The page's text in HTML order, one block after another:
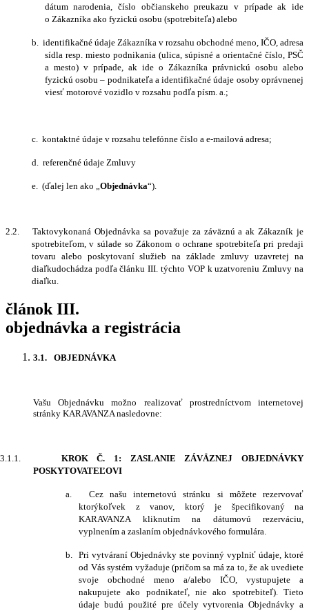
dátum narodenia, číslo občianskeho preukazu v prípade ak ide
o Zákazníka ako fyzickú osobu (spotrebiteľa) alebo
b.
identifikačné údaje Zákazníka v rozsahu obchodné meno, IČO, adresa
sídla resp. miesto podnikania (ulica, súpisné a orientačné číslo, PSČ
a mesto) v prípade, ak ide o Zákazníka právnickú osobu alebo
fyzickú osobu – podnikateľa a identifikačné údaje osoby oprávnenej
viesť motorové vozidlo v rozsahu podľa písm. a.;
c. kontaktné údaje v rozsahu telefónne číslo a e-mailová adresa;
d. referenčné údaje Zmluvy
e. (ďalej len ako „ Objednávka“).
2.2. Taktovykonaná Objednávka sa považuje za záväznú a ak Zákazník je
spotrebiteľom, v súlade so Zákonom o ochrane spotrebiteľa pri predaji
tovaru alebo poskytovaní služieb na základe zmluvy uzavretej na
diaľkudochádza podľa článku III. týchto VOP k uzatvoreniu Zmluvy na
diaľku.
článok III.
objednávka a registrácia
3.1. OBJEDNÁVKA
Vašu Objednávku možno realizovať prostredníctvom internetovej
stránky KARAVANZA nasledovne:
3.1.1. KROK Č. 1: ZASLANIE ZÁVÄZNEJ OBJEDNÁVKY
POSKYTOVATEĽOVI
a.
Cez našu internetovú stránku si môžete rezervovať
ktorýkoľvek z vanov, ktorý je špecifikovaný na
KARAVANZA kliknutím na dátumovú rezerváciu,
vyplnením a zaslaním objednávkového formulára.
b.
Pri vytváraní Objednávky ste povinný vyplniť údaje, ktoré
od Vás systém vyžaduje (pričom sa má za to, že ak uvediete
svoje obchodné meno a/alebo IČO, vystupujete a
nakupujete ako podnikateľ, nie ako spotrebiteľ). Tieto
údaje budú použité pre účely vytvorenia Objednávky a